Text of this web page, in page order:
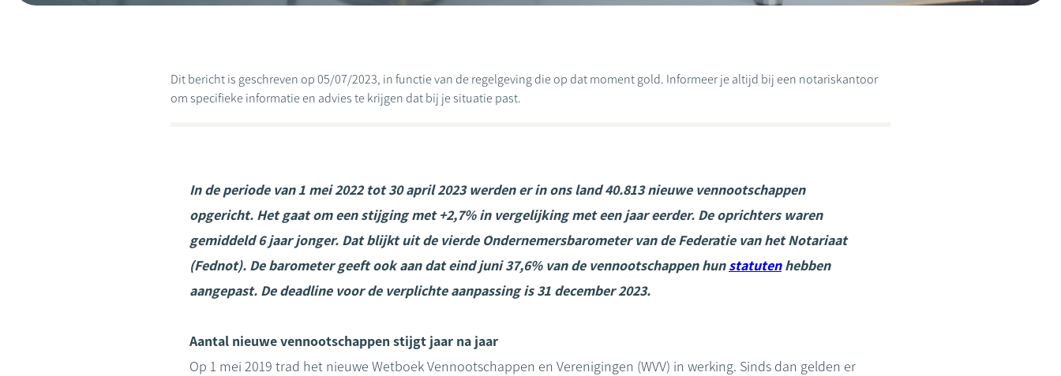
Dit bericht is geschreven op 05/07/2023, in functie van de regelgeving die op dat moment gold. Informeer je altijd bij een notariskantoor
om specifieke informatie en advies te krijgen dat bij je situatie past.
In de periode van 1 mei 2022 tot 30 april 2023 werden er in ons land 40.813 nieuwe vennootschappen
opgericht. Het gaat om een stijging met +2,7% in vergelijking met een jaar eerder. De oprichters waren
gemiddeld 6 jaar jonger. Dat blijkt uit de vierde Ondernemersbarometer van de Federatie van het Notariaat
(Fednot). De barometer geeft ook aan dat eind juni 37,6% van de vennootschappen hunstatutenhebben
aangepast. De deadline voor de verplichte aanpassing is 31 december 2023.
Aantal nieuwe vennootschappen stijgt jaar na jaar
Op 1 mei 2019 trad het nieuwe Wetboek Vennootschappen en Verenigingen (WVV) in werking. Sinds dan gelden er